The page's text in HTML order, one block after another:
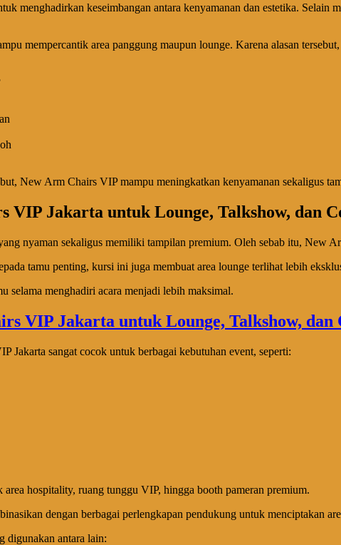
menghadirkan keseimbangan antara kenyamanan dan estetika.
mempercantik area panggung maupun lounge. Karena alasan
New Arm Chairs VIP mampu meningkatkan kenyamanan sekaligus
VIP Jakarta untuk Lounge, Talkshow, dan
nyaman sekaligus memiliki tampilan premium. Oleh sebab itu, New
tamu penting, kursi ini juga membuat area lounge terlihat lebih
selama menghadiri acara menjadi lebih maksimal.
Jakarta sangat cocok untuk berbagai kebutuhan event, seperti:
hospitality, ruang tunggu VIP, hingga booth pameran premium.
dengan berbagai perlengkapan pendukung untuk menciptakan
digunakan antara lain: